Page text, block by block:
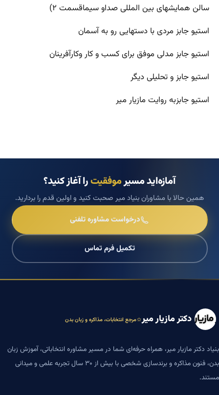
سالن همایشهای بین المللی صداو سیماقسمت ۲)
استیو جابز مردی با دستهایی رو به آسمان
استیو جابز مدلی موفق برای کسب و کار وکارآفرینان
استیو جابز و تحلیلی دیگر
استیو جابزبه روایت مازیار میر
آمازه‌اید مسیرموفقیترا آغاز کنید؟
همین حالا با مشاوران بنیاد میر صحبت کنید و اولین قدم را بردارید.
درخواست مشاوره تلفنی
تکمیل فرم تماس
دکتر مازیار میر مرجع انتخابات، مذاکره و زبان بدن
بنیاد دکتر مازیار میر، همراه حرفه‌ای شما در مسیر مشاوره انتخاباتی، آموزش زبان
بدن، فنون مذاکره و برندسازی شخصی با بیش از ۳۰ سال تجربه علمی و میدانی
مستند.